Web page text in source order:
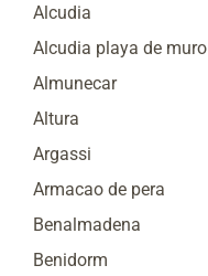
Alcudia
Alcudia playa de muro
Almunecar
Altura
Argassi
Armacao de pera
Benalmadena
Benidorm